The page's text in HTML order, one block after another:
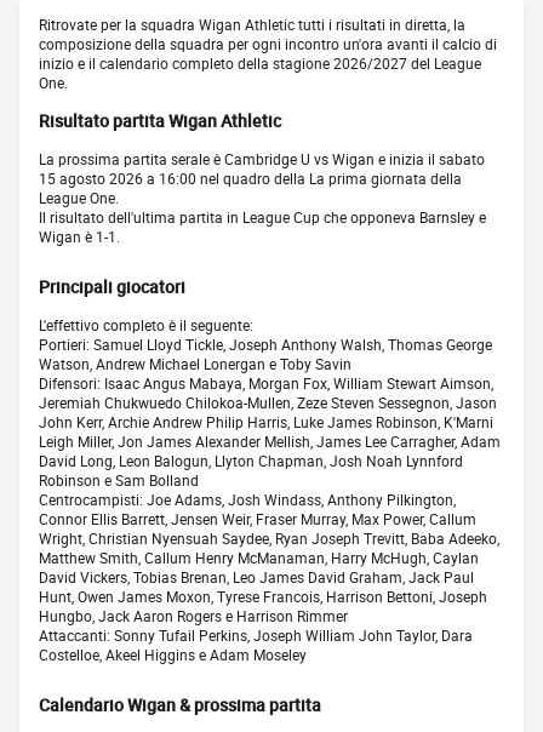
Ritrovate per la squadra Wigan Athletic tutti i risultati in diretta, la
composizione della squadra per ogni incontro un'ora avanti il calcio di
inizio e il calendario completo della stagione 2026/2027 del League
One.
Risultato partita Wigan Athletic
La prossima partita serale è Cambridge U vs Wigan e inizia il sabato
15 agosto 2026 a 16:00 nel quadro della La prima giornata della
League One.
Il risultato dell'ultima partita in League Cup che opponeva Barnsley e
Wigan è 1-1.
Principali giocatori
L'effettivo completo è il seguente:
Portieri: Samuel Lloyd Tickle, Joseph Anthony Walsh, Thomas George
Watson, Andrew Michael Lonergan e Toby Savin
Difensori: Isaac Angus Mabaya, Morgan Fox, William Stewart Aimson,
Jeremiah Chukwuedo Chilokoa-Mullen, Zeze Steven Sessegnon, Jason
John Kerr, Archie Andrew Philip Harris, Luke James Robinson, K'Marni
Leigh Miller, Jon James Alexander Mellish, James Lee Carragher, Adam
David Long, Leon Balogun, Llyton Chapman, Josh Noah Lynnford
Robinson e Sam Bolland
Centrocampisti: Joe Adams, Josh Windass, Anthony Pilkington,
Connor Ellis Barrett, Jensen Weir, Fraser Murray, Max Power, Callum
Wright, Christian Nyensuah Saydee, Ryan Joseph Trevitt, Baba Adeeko,
Matthew Smith, Callum Henry McManaman, Harry McHugh, Caylan
David Vickers, Tobias Brenan, Leo James David Graham, Jack Paul
Hunt, Owen James Moxon, Tyrese Francois, Harrison Bettoni, Joseph
Hungbo, Jack Aaron Rogers e Harrison Rimmer
Attaccanti: Sonny Tufail Perkins, Joseph William John Taylor, Dara
Costelloe, Akeel Higgins e Adam Moseley
Calendario Wigan & prossima partita